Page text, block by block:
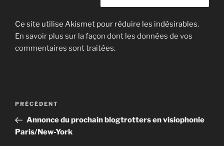
Ce site utilise Akismet pour réduire les indésirables.
En savoir plus sur la façon dont les données de vos
commentaires sont traitées.
Navigation
l’article
Article
précédent
PRÉCÉDENT
Annonce du prochain blogtrotters en visiophonie
Paris/New-York